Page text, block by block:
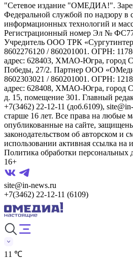
"Сетевое издание "ОМЕДИА!".
Федеральной службой по надзору в
информационных технологий и
Регистрационный номер Эл №
Учредитель ООО ТРК
8602276120 / 860201001. ОГРН:
адрес: 628403, ХМАО-Югра, город
Победы, 27/2. Партнер ООО
8602303021 / 860201001. ОГРН:
адрес: 628408, ХМАО-Югра, город
д. 15, помещение 301. Главный
+7(3462) 22-12-11 (доб.6109),
старше 16 лет. Все права на любые
опубликованные на сайте,
законодательством об авторском и
использовании активная ссылка на
Политика обработки персональных
16+
site@in-news.ru
+7(3462) 22-12-11 (6109)
11 ℃